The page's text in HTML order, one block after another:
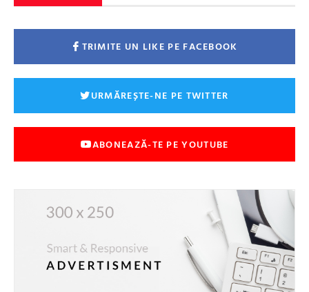
TRIMITE UN LIKE PE FACEBOOK
URMĂREȘTE-NE PE TWITTER
ABONEAZĂ-TE PE YOUTUBE